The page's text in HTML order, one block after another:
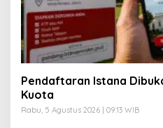
Pendaftaran Istana
Kuota
Rabu, 5 Agustus 2026 | 09:13 WIB